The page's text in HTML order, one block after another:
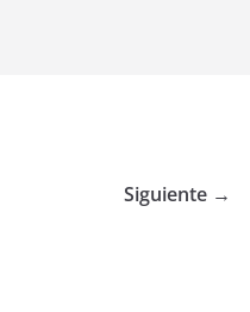
Siguiente →